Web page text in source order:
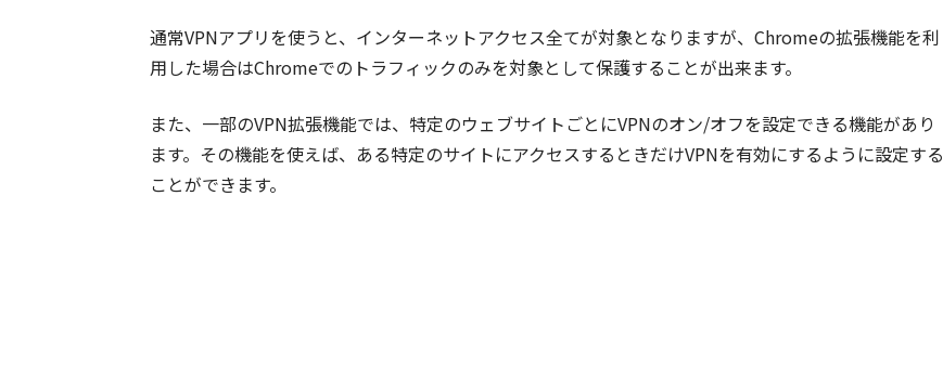
通常VPNアプリを使うと、インターネットアクセス全てが対象となりますが、Chromeの拡張機能を利
用した場合はChromeでのトラフィックのみを対象として保護することが出来ます。
また、一部のVPN拡張機能では、特定のウェブサイトごとにVPNのオン/オフを設定できる機能があり
ます。その機能を使えば、ある特定のサイトにアクセスするときだけVPNを有効にするように設定する
ことができます。